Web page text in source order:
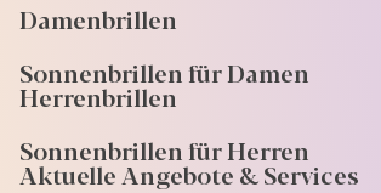
Damenbrillen
Sonnenbrillen für Damen
Herrenbrillen
Sonnenbrillen für Herren
Aktuelle Angebote & Services